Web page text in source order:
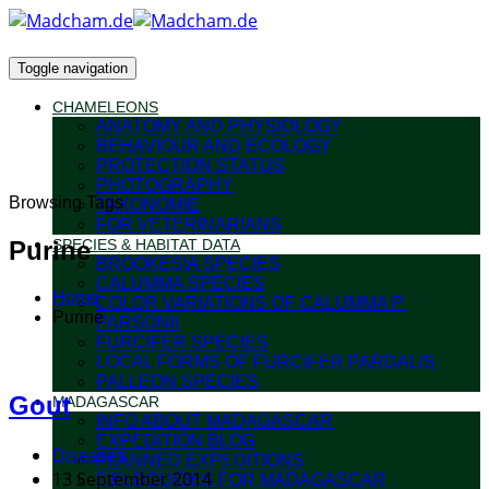
Toggle navigation
CHAMELEONS
ANATOMY AND PHYSIOLOGY
BEHAVIOUR AND ECOLOGY
PROTECTION STATUS
PHOTOGRAPHY
TAXONOMIE
FOR VETERINARIANS
SPECIES & HABITAT DATA
BROOKESIA SPECIES
CALUMMA SPECIES
COLOR VARIATIONS OF CALUMMA P.
PARSONII
FURCIFER SPECIES
LOCAL FORMS OF FURCIFER PARDALIS
PALLEON SPECIES
MADAGASCAR
INFO ABOUT MADAGASCAR
EXPEDITION BLOG
PLANNED EXPEDITIONS
FIELDGUIDES FOR MADAGASCAR
Browsing Tags
Purine
Home
Purine
Gout
Diseases
13 September 2014